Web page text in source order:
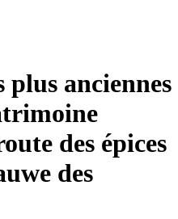
plus anciennes
des épices
des